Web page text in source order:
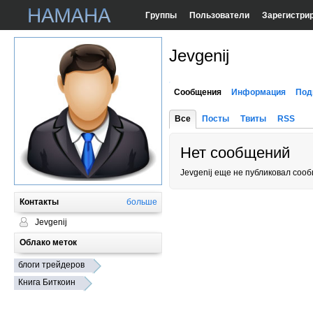
Группы Пользователи
Контакты больше
Jevgenij
Облако меток
блоги трейдеров
Книга Биткоин
Jevgenij
Сообщения Информация
Все Посты Твиты RSS
Нет сообщений
Jevgenij еще не публиковал